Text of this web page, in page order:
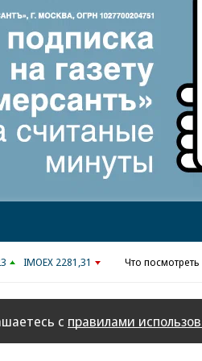
Реклама в
IMOEX 2281,31 Что посмотреть
с правилами